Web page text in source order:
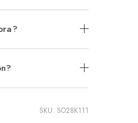
SKU: SO28K111